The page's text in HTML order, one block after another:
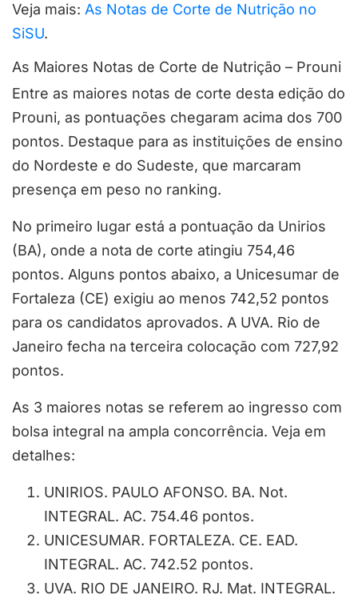
Veja mais: As Notas de Corte de Nutrição no
SiSU.
As Maiores Notas de Corte de Nutrição – Prouni
Entre as maiores notas de corte desta edição do
Prouni, as pontuações chegaram acima dos 700
pontos. Destaque para as instituições de ensino
do Nordeste e do Sudeste, que marcaram
presença em peso no ranking.
No primeiro lugar está a pontuação da Unirios
(BA), onde a nota de corte atingiu 754,46
pontos. Alguns pontos abaixo, a Unicesumar de
Fortaleza (CE) exigiu ao menos 742,52 pontos
para os candidatos aprovados. A UVA. Rio de
Janeiro fecha na terceira colocação com 727,92
pontos.
As 3 maiores notas se referem ao ingresso com
bolsa integral na ampla concorrência. Veja em
detalhes:
UNIRIOS. PAULO AFONSO. BA. Not.
INTEGRAL. AC. 754.46 pontos.
UNICESUMAR. FORTALEZA. CE. EAD.
INTEGRAL. AC. 742.52 pontos.
UVA. RIO DE JANEIRO. RJ. Mat. INTEGRAL.